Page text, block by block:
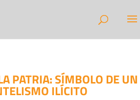
PATRIA: SÍMBOLO DE UN
ILÍCITO